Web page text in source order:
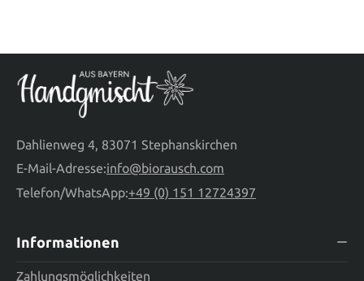
Dahlienweg 4, 83071 Stephanskirchen
E-Mail-Adresse:info@biorausch.com
Telefon/WhatsApp:+49 (0) 151 12724397
Informationen
Zahlungsmöglichkeiten